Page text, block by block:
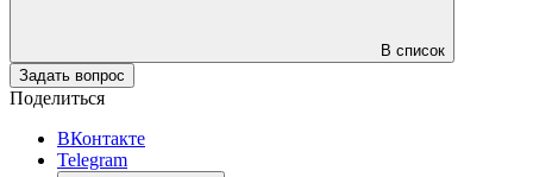
В список
Задать вопрос
Поделиться
ВКонтакте
Telegram